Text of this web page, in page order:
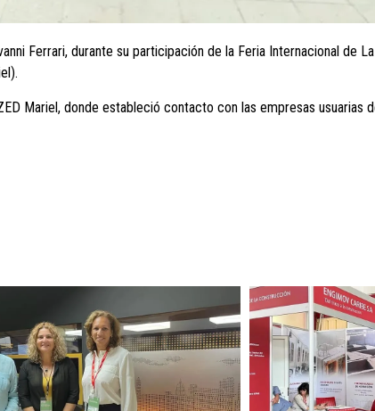
Ferrari, durante su participación de la Feria Internacional de
Mariel, donde estableció contacto con las empresas usuarias